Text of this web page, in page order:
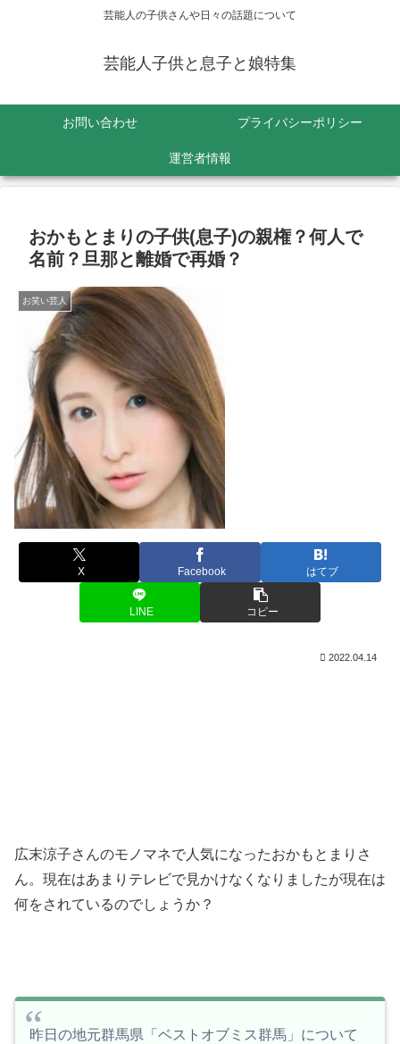
芸能人の子供さんや日々の話題について
芸能人子供と息子と娘特集
お問い合わせ プライバシーポリシー
運営者情報
おかもとまりの子供(息子)の親権？何人で
名前？旦那と離婚で再婚？
お笑い芸人
X Facebook はてブ
LINE コピー
2022.04.14
広末涼子さんのモノマネで人気になったおかもとまりさ
ん。現在はあまりテレビで見かけなくなりましたが現在は
何をされているのでしょうか？
昨日の地元群馬県「ベストオブミス群馬」について